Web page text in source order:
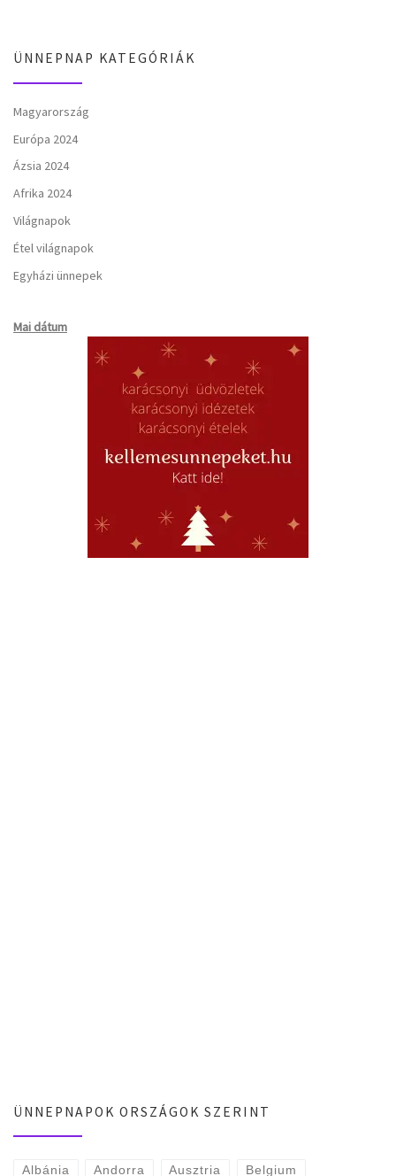
ÜNNEPNAP KATEGÓRIÁK
Magyarország
Európa 2024
Ázsia 2024
Afrika 2024
Világnapok
Étel világnapok
Egyházi ünnepek
Mai dátum
ÜNNEPNAPOK ORSZÁGOK SZERINT
Albánia Andorra Ausztria Belgium